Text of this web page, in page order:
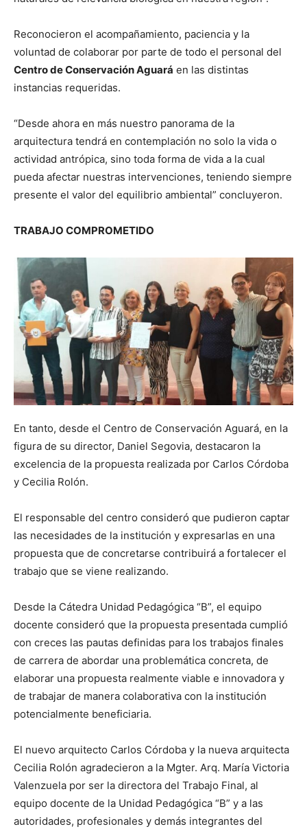
Reconocieron el acompañamiento, paciencia y la
voluntad de colaborar por parte de todo el personal del
Centro de Conservación Aguará en las distintas
instancias requeridas.
“Desde ahora en más nuestro panorama de la
arquitectura tendrá en contemplación no solo la vida o
actividad antrópica, sino toda forma de vida a la cual
pueda afectar nuestras intervenciones, teniendo siempre
presente el valor del equilibrio ambiental” concluyeron.
TRABAJO COMPROMETIDO
En tanto, desde el Centro de Conservación Aguará, en la
figura de su director, Daniel Segovia, destacaron la
excelencia de la propuesta realizada por Carlos Córdoba
y Cecilia Rolón.
El responsable del centro consideró que pudieron captar
las necesidades de la institución y expresarlas en una
propuesta que de concretarse contribuirá a fortalecer el
trabajo que se viene realizando.
Desde la Cátedra Unidad Pedagógica “B”, el equipo
docente consideró que la propuesta presentada cumplió
con creces las pautas definidas para los trabajos finales
de carrera de abordar una problemática concreta, de
elaborar una propuesta realmente viable e innovadora y
de trabajar de manera colaborativa con la institución
potencialmente beneficiaria.
El nuevo arquitecto Carlos Córdoba y la nueva arquitecta
Cecilia Rolón agradecieron a la Mgter. Arq. María Victoria
Valenzuela por ser la directora del Trabajo Final, al
equipo docente de la Unidad Pedagógica “B” y a las
autoridades, profesionales y demás integrantes del